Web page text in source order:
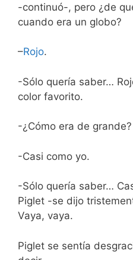
-continuó-, pero ¿de
cuando era un globo?
–Rojo.
-Sólo quería saber…
color favorito.
-¿Cómo era de grande?
-Casi como yo.
-Sólo quería saber…
Piglet -se dijo
Vaya, vaya.
Piglet se sentía